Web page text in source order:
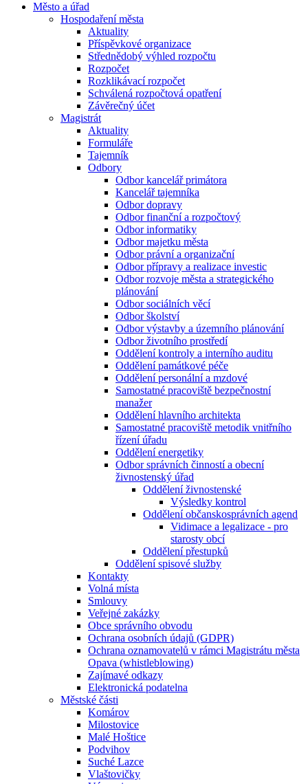
Město a úřad
Hospodaření města
Aktuality
Příspěvkové organizace
Střednědobý výhled rozpočtu
Rozpočet
Rozklikávací rozpočet
Schválená rozpočtová opatření
Závěrečný účet
Magistrát
Aktuality
Formuláře
Tajemník
Odbory
Odbor kancelář primátora
Kancelář tajemníka
Odbor dopravy
Odbor finanční a rozpočtový
Odbor informatiky
Odbor majetku města
Odbor právní a organizační
Odbor přípravy a realizace investic
Odbor rozvoje města a strategického
plánování
Odbor sociálních věcí
Odbor školství
Odbor výstavby a územního plánování
Odbor životního prostředí
Oddělení kontroly a interního auditu
Oddělení památkové péče
Oddělení personální a mzdové
Samostatné pracoviště bezpečnostní
manažer
Oddělení hlavního architekta
Samostatné pracoviště metodik vnitřního
řízení úřadu
Oddělení energetiky
Odbor správních činností a obecní
živnostenský úřad
Oddělení živnostenské
Výsledky kontrol
Oddělení občanskosprávních agend
Vidimace a legalizace - pro
starosty obcí
Oddělení přestupků
Oddělení spisové služby
Kontakty
Volná místa
Smlouvy
Veřejné zakázky
Obce správního obvodu
Ochrana osobních údajů (GDPR)
Ochrana oznamovatelů v rámci Magistrátu města
Opava (whistleblowing)
Zajímavé odkazy
Elektronická podatelna
Městské části
Komárov
Milostovice
Malé Hoštice
Podvihov
Suché Lazce
Vlaštovičky